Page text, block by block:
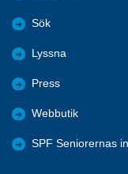
Sök
Lyssna
Press
Webbutik
SPF Seniorernas